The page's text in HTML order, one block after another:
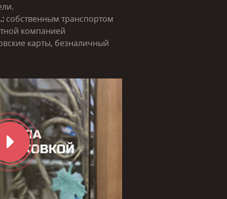
собственным транспортом
компанией
карты, безналичный